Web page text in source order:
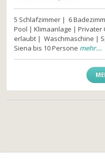
5 Schlafzimmer | 6
Pool | Klimaanlage | Privater
erlaubt | Waschmaschine |
Siena bis 10 Persone mehr...